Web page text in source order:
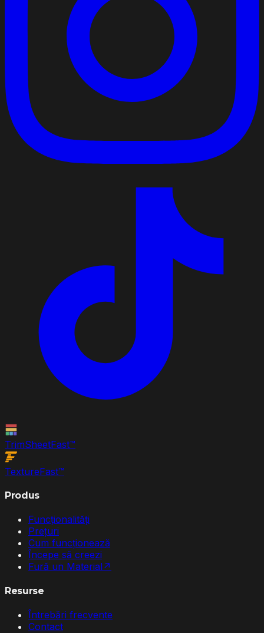
TrimSheetFast™
TextureFast™
Produs
Funcționalități
Prețuri
Cum funcționează
Începe să creezi
Fură un Material↗
Resurse
Întrebări frecvente
Contact